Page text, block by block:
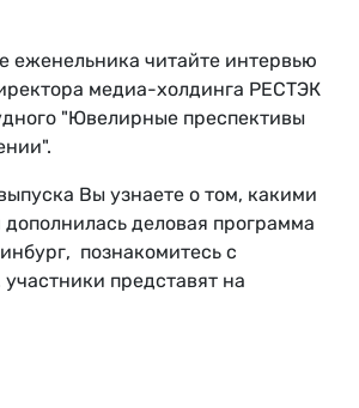
еженельника читайте интервью
медиа-холдинга РЕСТЭК
"Ювелирные преспективы
Вы узнаете о том, какими
деловая программа
познакомитесь с
представят на